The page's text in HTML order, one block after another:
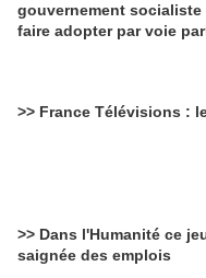
gouvernement socialiste
faire adopter par voie
>> France Télévisions :
>> Dans l'Humanité ce
saignée des emplois